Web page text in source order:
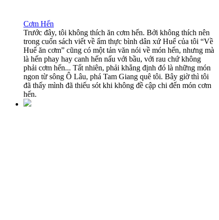
Cơm Hến
Trước đây, tôi không thích ăn cơm hến. Bởi không thích nên
trong cuốn sách viết về ẩm thực bình dân xứ Huế của tôi “Về
Huế ăn cơm” cũng có một tản văn nói về món hến, nhưng mà
là hến phay hay canh hến nấu với bầu, với rau chứ không
phải cơm hến... Tất nhiên, phải khẳng định đó là những món
ngon từ sông Ô Lâu, phá Tam Giang quê tôi. Bây giờ thì tôi
đã thấy mình đã thiếu sót khi không đề cập chi đến món cơm
hến.